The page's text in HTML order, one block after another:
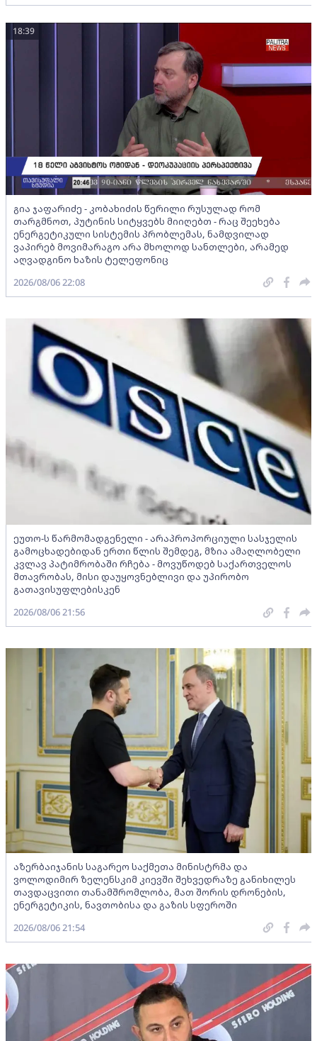
გია ჯაფარიძე - კობახიძის წერილი რუსულად რომ
თარგმნოთ, პუტინის სიტყვებს მიიღებთ - რაც შეეხება
ენერგეტიკული სისტემის პრობლემას, ნამდვილად
ვაპირებ მოვიმარაგო არა მხოლოდ სანთლები, არამედ
აღვადგინო ხაზის ტელეფონიც
18:39
2026/08/06 22:08
ეუთო-ს წარმომადგენელი - არაპროპორციული სასჯელის
გამოცხადებიდან ერთი წლის შემდეგ, მზია ამაღლობელი
კვლავ პატიმრობაში რჩება - მოვუწოდებ საქართველოს
მთავრობას, მისი დაუყოვნებლივი და უპირობო
გათავისუფლებისკენ
2026/08/06 21:56
აზერბაიჯანის საგარეო საქმეთა მინისტრმა და
ვოლოდიმირ ზელენსკიმ კიევში შეხვედრაზე განიხილეს
თავდაცვითი თანამშრომლობა, მათ შორის დრონების,
ენერგეტიკის, ნავთობისა და გაზის სფეროში
2026/08/06 21:54